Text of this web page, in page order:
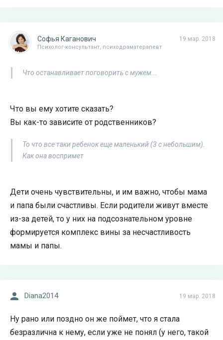
19 мар. 2018
Софья Каганович
Психолог-консультант, психодраматерапевт
Что останавливает поговорить с мужем...
Что вы ему хотите сказать?
Вы как-то зависите от родственников?
То что все таки ребенок еще маленький (3 с небольшим).
Как она воспримет
Дети очень чувствительны, и им важно, чтобы мама
и папа были счастливы. Если родители живут вместе
из-за детей, то у них на подсознательном уровне
формируется комплекс вины за несчастливость
мамы и папы.
19 мар. 2018
Diana2014
Ну рано или поздно он же поймет, что я стала
безразлична к нему, если уже не понял (у него, такой